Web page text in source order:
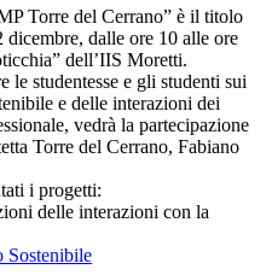
Torre del Cerrano” è il titolo
dicembre, dalle ore 10 alle ore
dell’IIS Moretti.
le studentesse e gli studenti sui
e delle interazioni dei
vedrà la partecipazione
Torre del Cerrano, Fabiano
i progetti:
delle interazioni con la
Sostenibile